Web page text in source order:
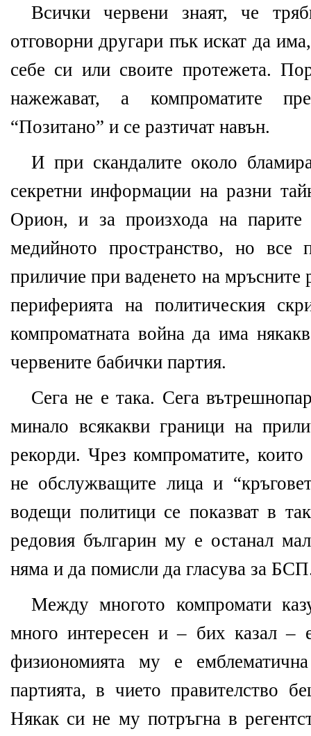
Всички червени знаят, че
отговорни другари пък искат да
себе си или своите протежета.
нажежават, а компроматите
“Позитано” и се разтичат навън.
И при скандалите около
секретни информации на разни
Орион, и за произхода на
медийното пространство, но все
приличие при ваденето на мръсните
периферията на политическия
компроматната война да има
червените бабички партия.
Сега не е така. Сега
минало всякакви граници на
рекорди. Чрез компроматите,
не обслужващите лица и
водещи политици се показват в
редовия българин му е останал
няма и да помисли да гласува за
Между многото компромати
много интересен и – бих казал –
физиономията му е
партията, в чието правителство
Някак си не му потръгна в